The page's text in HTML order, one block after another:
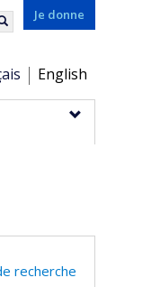
Je donne
English
recherche